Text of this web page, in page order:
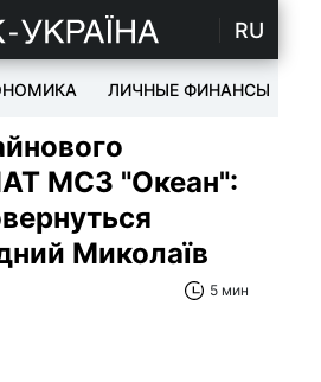
RU
ЛИЧНЫЕ ФИНАНСЫ
МСЗ "Океан":
Миколаїв
5 мин